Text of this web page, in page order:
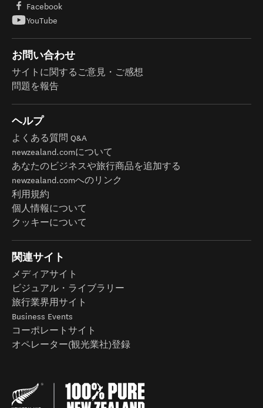
Facebook
YouTube
お問い合わせ
サイトに関するご意見・ご感想
問題を報告
ヘルプ
よくある質問 Q&A
newzealand.comについて
あなたのビジネスや旅行商品を追加する
newzealand.comへのリンク
利用規約
個人情報について
クッキーについて
関連サイト
メディアサイト
ビジュアル・ライブラリー
旅行業界用サイト
Business Events
コーポレートサイト
オペレーター(観光業社)登録